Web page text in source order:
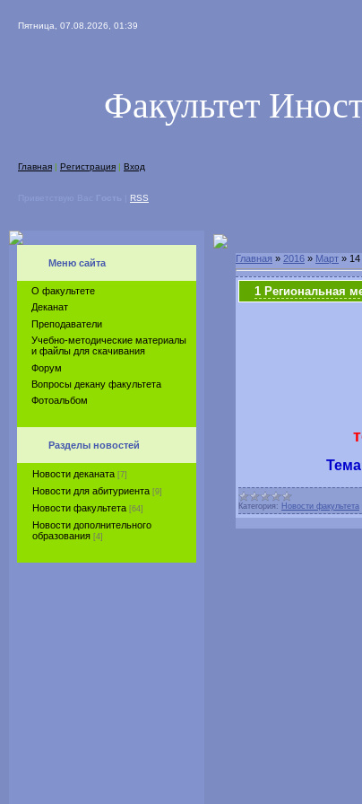
Пятница, 07.08.2026, 01:39
Факультет
Главная | Регистрация | Вход
RSS
Меню сайта
О факультете
Деканат
Преподаватели
Учебно-методические материалы
и файлы для скачивания
Форум
Вопросы декану факультета
Фотоальбом
Разделы новостей
Новости деканата [7]
Новости для абитуриента [9]
Новости факультета [64]
Новости дополнительного
образования [4]
Главная » 2016 » Март » 14
1 Региональная
Категория: Новости факультета